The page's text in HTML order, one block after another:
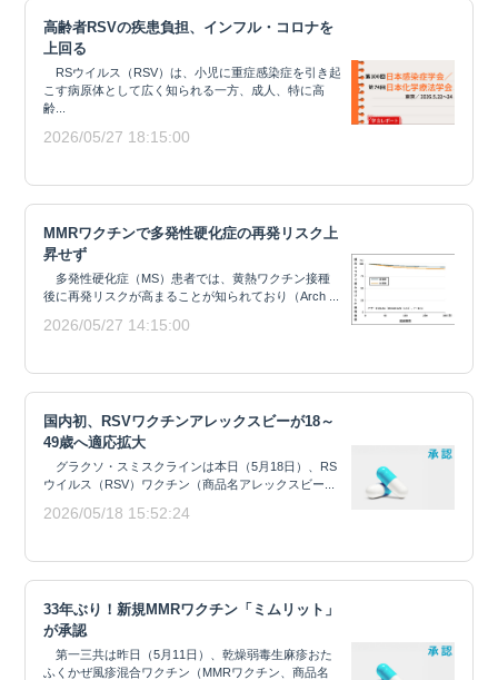
高齢者RSVの疾患負担、インフル・コロナを
上回る
RSウイルス（RSV）は、小児に重症感染症を引き起
こす病原体として広く知られる一方、成人、特に高
齢...
2026/05/27 18:15:00
MMRワクチンで多発性硬化症の再発リスク上
昇せず
多発性硬化症（MS）患者では、黄熱ワクチン接種
後に再発リスクが高まることが知られており（Arch ...
2026/05/27 14:15:00
国内初、RSVワクチンアレックスビーが18～
49歳へ適応拡大
グラクソ・スミスクラインは本日（5月18日）、RS
ウイルス（RSV）ワクチン（商品名アレックスビー...
2026/05/18 15:52:24
33年ぶり！新規MMRワクチン「ミムリット」
が承認
第一三共は昨日（5月11日）、乾燥弱毒生麻疹おた
ふくかぜ風疹混合ワクチン（MMRワクチン、商品名